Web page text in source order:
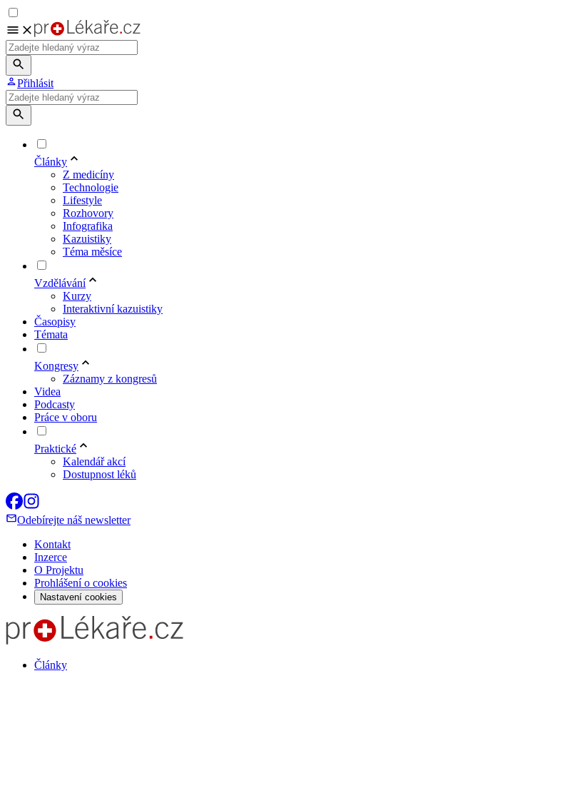
Přihlásit
Články
Z medicíny
Technologie
Lifestyle
Rozhovory
Infografika
Kazuistiky
Téma měsíce
Vzdělávání
Kurzy
Interaktivní kazuistiky
Časopisy
Témata
Kongresy
Záznamy z kongresů
Videa
Podcasty
Práce v oboru
Praktické
Kalendář akcí
Dostupnost léků
Odebírejte náš newsletter
Kontakt
Inzerce
O Projektu
Prohlášení o cookies
Nastavení cookies
Články